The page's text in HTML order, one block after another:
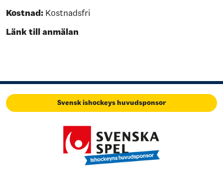
Kostnad: Kostnadsfri
Länk till anmälan
Svensk ishockeys huvudsponsor